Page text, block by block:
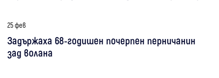
25 фев
Задържаха 68-годишен почерпен перничанин
зад волана